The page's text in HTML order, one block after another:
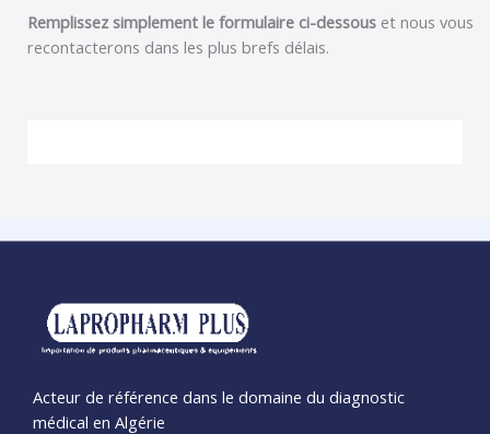
Remplissez simplement le formulaire ci-dessous et nous vous
recontacterons dans les plus brefs délais.
Acteur de référence dans le domaine du diagnostic
médical en Algérie